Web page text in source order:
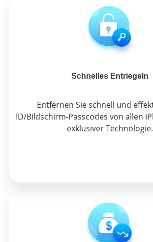
Schnelles Entriegeln
Entfernen Sie schnell und
ID/Bildschirm-Passcodes von allen
exklusiver Technologie.